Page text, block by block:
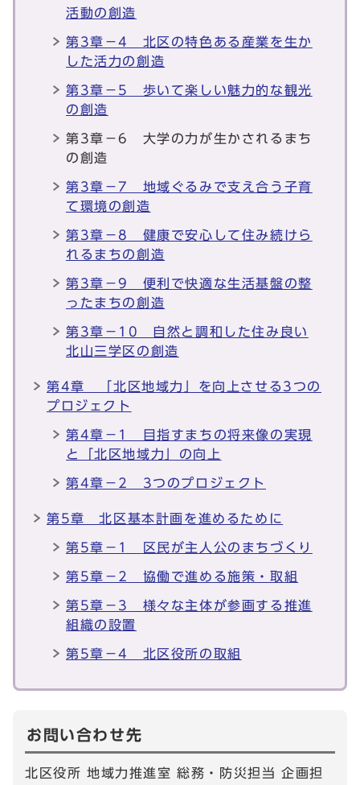
活動の創造
第3章－4 北区の特色ある産業を生か
した活力の創造
第3章－5 歩いて楽しい魅力的な観光
の創造
第3章－6 大学の力が生かされるまち
の創造
第3章－7 地域ぐるみで支え合う子育
て環境の創造
第3章－8 健康で安心して住み続けら
れるまちの創造
第3章－9 便利で快適な生活基盤の整
ったまちの創造
第3章－10 自然と調和した住み良い
北山三学区の創造
第4章 「北区地域力」を向上させる3つの
プロジェクト
第4章－1 目指すまちの将来像の実現
と「北区地域力」の向上
第4章－2 3つのプロジェクト
第5章 北区基本計画を進めるために
第5章－1 区民が主人公のまちづくり
第5章－2 協働で進める施策・取組
第5章－3 様々な主体が参画する推進
組織の設置
第5章－4 北区役所の取組
お問い合わせ先
北区役所 地域力推進室 総務・防災担当 企画担